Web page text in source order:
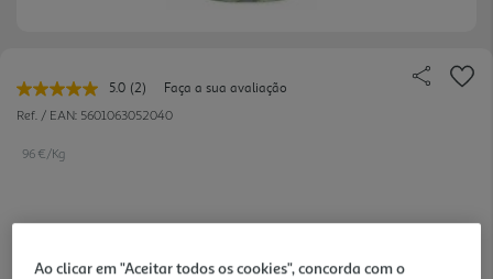
5.0 Leu
2
página.
(2)
Faça a sua avaliação
Ref. / EAN: 5601063052040
96 €/Kg
Ao clicar em "Aceitar todos os cookies", concorda com o